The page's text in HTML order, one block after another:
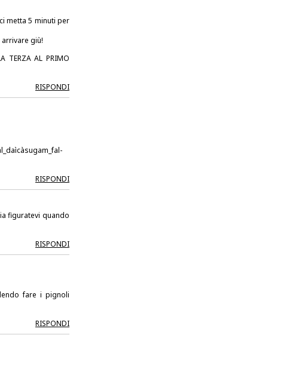
metta 5 minuti per
arrivare giù!
TERZA AL PRIMO
RISPONDI
RISPONDI
figuratevi quando
RISPONDI
fare i pignoli
RISPONDI